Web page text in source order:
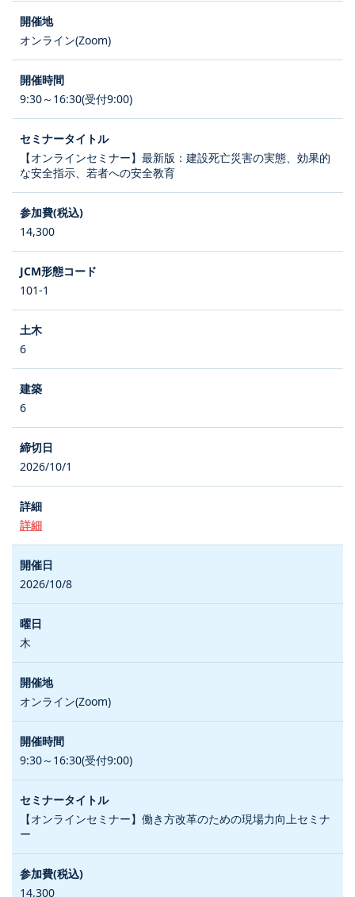
オンライン(Zoom)
9:30～16:30(受付9:00)
【オンラインセミナー】最新版：建設死亡災害の実態、効果的
な安全指示、若者への安全教育
14,300
101-1
6
6
2026/10/1
詳細
2026/10/8
木
オンライン(Zoom)
9:30～16:30(受付9:00)
【オンラインセミナー】働き方改革のための現場力向上セミナ
ー
14,300